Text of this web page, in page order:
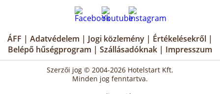
ÁFF | Adatvédelem | Jogi közlemény | Értékelésekről |
Belépő hűségprogram | Szállásadóknak | Impresszum
Szerzői jog © 2004-2026 Hotelstart Kft.
Minden jog fenntartva.